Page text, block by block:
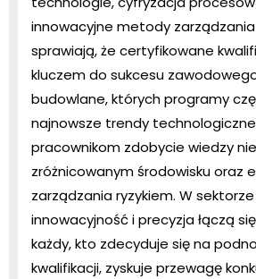
innowacyjne metody
sprawiają, że certyfikowane
kluczem do sukcesu
budowlane, których programy
najnowsze trendy
pracownikom zdobycie wiedzy
zróżnicowanym środowisku oraz
zarządzania ryzykiem. W
innowacyjność i precyzja łączą
każdy, kto zdecyduje się na
kwalifikacji, zyskuje przewagę